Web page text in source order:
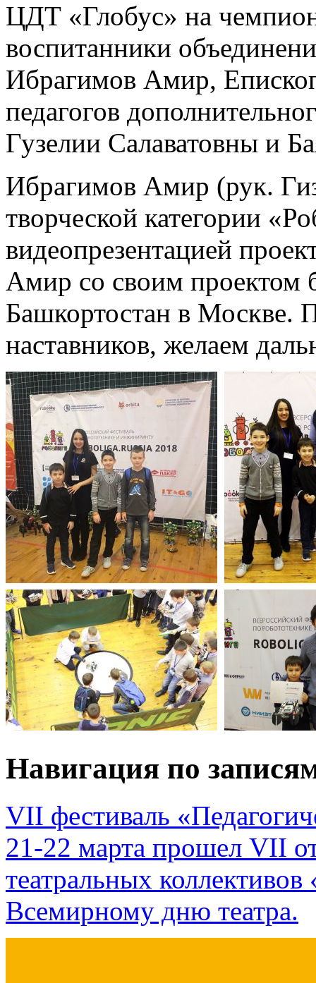
ЦДТ «Глобус» на
воспитанники
Ибрагимов Амир,
педагогов
Гузелии Салаватовны и
Ибрагимов Амир (рук.
творческой категории
видеопрезентацией
Амир со своим проектом
Башкортостан в Москве.
наставников, желаем
Навигация по
VII фестиваль
21-22 марта прошел VII
театральных
Всемирному дню театра.